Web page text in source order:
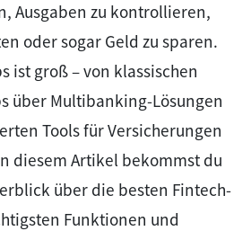
Ausgaben zu kontrollieren,
oder sogar Geld zu sparen.
ist groß – von klassischen
über Multibanking-Lösungen
Tools für Versicherungen
diesem Artikel bekommst du
über die besten Fintech-
Funktionen und